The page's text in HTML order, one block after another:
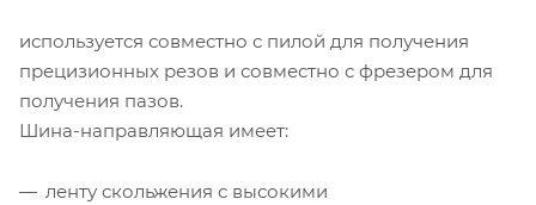
используется совместно с пилой для получения
прецизионных резов и совместно с фрезером для
получения пазов.
Шина-направляющая имеет:
ленту скольжения с высокими